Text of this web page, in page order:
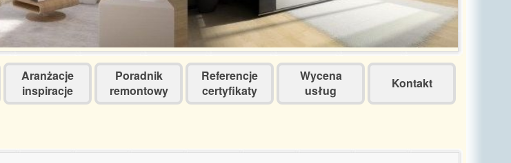
Aranżacje
inspiracje
Poradnik
remontowy
Referencje
certyfikaty
Wycena
usług
Kontakt